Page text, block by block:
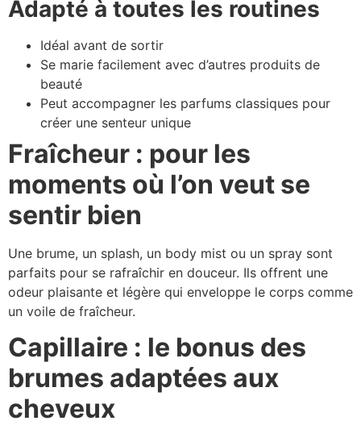
Adapté à toutes les routines
Idéal avant de sortir
Se marie facilement avec d’autres produits de
beauté
Peut accompagner les parfums classiques pour
créer une senteur unique
Fraîcheur : pour les
moments où l’on veut se
sentir bien
Une brume, un splash, un body mist ou un spray sont
parfaits pour se rafraîchir en douceur. Ils offrent une
odeur plaisante et légère qui enveloppe le corps comme
un voile de fraîcheur.
Capillaire : le bonus des
brumes adaptées aux
cheveux